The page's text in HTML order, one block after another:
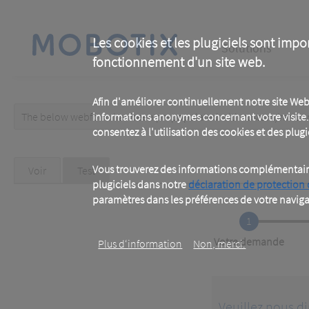
Les cookies et les plugiciels sont
fonctionnement d'un site web.
Afin d'améliorer continuellement notre site Web
informations anonymes concernant votre
consentez à l'utilisation des cookies et des
Vous trouverez des informations
plugiciels dans notre déclaration de protection
paramètres dans les préférences de votre
Plus d‘information Non, merci.
content
Main
navigation
Solutions
Warning
message
The below webform has been prepopulated with custom/
Primary
Voir Test(active
tab)
1
Current
Votre demande